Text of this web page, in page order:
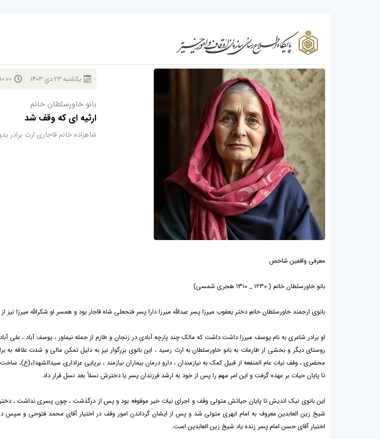
يكشنبه 23دي 1403
10:00
بانو خاورسلطان خانم
ارثیه ای که وقف شد
شاهزاده خانم قاجاری ارث برادر
معرفی واقفین شاخص
بانو خاورسلطان خانم ( ۱۲۳۰ _ ۱۳۱۰ هجری شمسی)
بانوی ارجمند خاورسلطان خانم دختر یعقوب میرزا پسر عبدالله میرزا دارا پسر فتحعلی شاه قاجار بود و همسر او شکرالله میرزا
او برادر شاعری به نام یوسف میرزا داشت داشت که مالک چند پارچه آبادی در زنجان و طارم از جمله نیماور ، یوسف آباد ،
روستای دیگر و بخشی از طارمات به بانو خاورسلطان به ارث رسید ، این بانوی بزرگوار نیز به دلیل تمکن مالی و شدت علاقه به
محضری ، وقف نیات عام المنفعه از قبیل کمک به نیازمندان ، دارو درمان بیماران نیازمند ، برپایی عزاداری
تا پایان حیات بر عهده گرفت و این امر مهم را پس از خود به ارشد فرزندان پسر یا دخترش نسلأ بعد نسل قرار داد.
این بانوی نیک اندیش تا پایان حیاتش متولی وقف و اجرای نیات خیر موقوفه بود و پس از درگذشت ، چون پسری نداشت ،
شیخ زین العابدین معروف به امام ابهری متولی شد و پس از ایشان گرداندن امور وقف در اختیار آقای محمد فتوحی و سپس
اختیار آقای حسن امام پسر زنده یاد شیخ زین العابدین است.